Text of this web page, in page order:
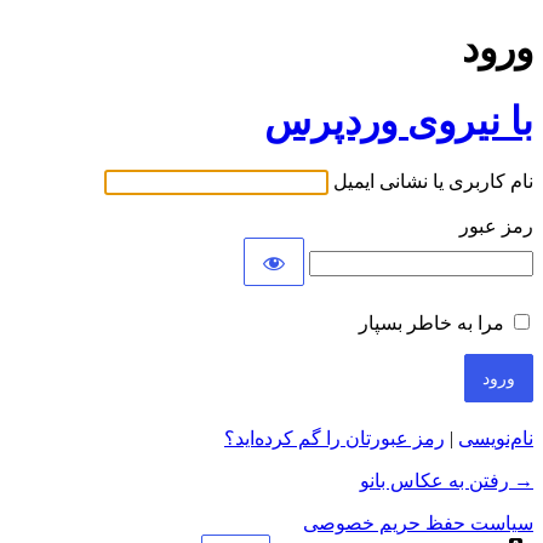
ورود
با نیروی وردپرس
نام کاربری یا نشانی ایمیل
رمز عبور
مرا به خاطر بسپار
نام‌نویسی | رمز عبورتان را گم کرده‌اید؟
→ رفتن به عکاس بانو
سیاست حفظ حریم خصوصی